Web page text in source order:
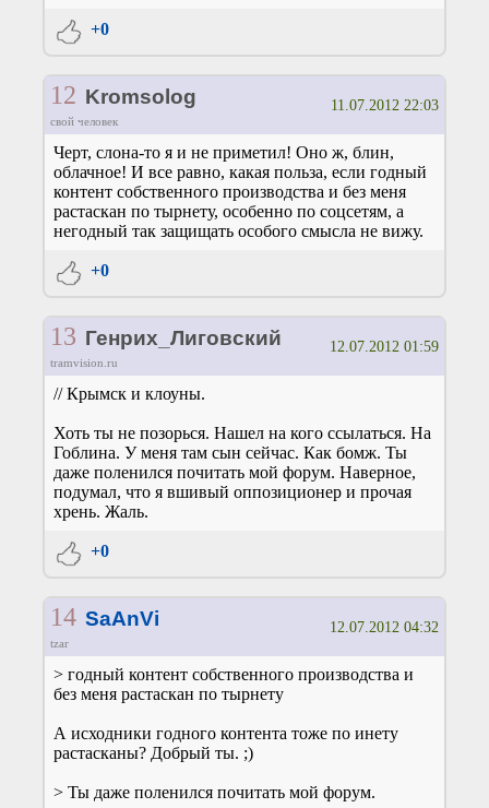
+0
12 Kromsolog
свой человек
11.07.2012 22:03
Черт, слона-то я и не приметил! Оно ж, блин,
облачное! И все равно, какая польза, если годный
контент собственного производства и без меня
растаскан по тырнету, особенно по соцсетям, а
негодный так защищать особого смысла не вижу.
+0
13 Генрих_Лиговский
tramvision.ru
12.07.2012 01:59
// Крымск и клоуны.
Хоть ты не позорься. Нашел на кого ссылаться. На
Гоблина. У меня там сын сейчас. Как бомж. Ты
даже поленился почитать мой форум. Наверное,
подумал, что я вшивый оппозиционер и прочая
хрень. Жаль.
+0
14 SaAnVi
tzar
12.07.2012 04:32
> годный контент собственного производства и
без меня растаскан по тырнету
А исходники годного контента тоже по инету
растасканы? Добрый ты. ;)
> Ты даже поленился почитать мой форум.